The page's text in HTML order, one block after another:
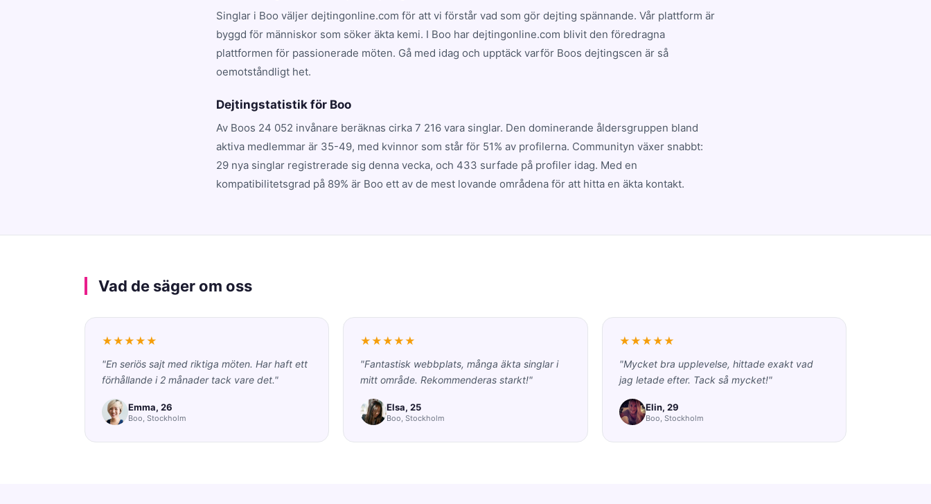
Singlar i Boo väljer dejtingonline.com för att vi förstår vad som gör dejting spännande. Vår plattform är
byggd för människor som söker äkta kemi. I Boo har dejtingonline.com blivit den föredragna
plattformen för passionerade möten. Gå med idag och upptäck varför Boos dejtingscen är så
oemotståndligt het.
Dejtingstatistik för Boo
Av Boos 24 052 invånare beräknas cirka 7 216 vara singlar. Den dominerande åldersgruppen bland
aktiva medlemmar är 35-49, med kvinnor som står för 51% av profilerna. Communityn växer snabbt:
29 nya singlar registrerade sig denna vecka, och 433 surfade på profiler idag. Med en
kompatibilitetsgrad på 89% är Boo ett av de mest lovande områdena för att hitta en äkta kontakt.
Vad de säger om oss
★★★★★
"En seriös sajt med riktiga möten. Har haft ett
förhållande i 2 månader tack vare det."
Emma, 26
Boo, Stockholm
★★★★★
"Fantastisk webbplats, många äkta singlar i
mitt område. Rekommenderas starkt!"
Elsa, 25
Boo, Stockholm
★★★★★
"Mycket bra upplevelse, hittade exakt vad
jag letade efter. Tack så mycket!"
Elin, 29
Boo, Stockholm